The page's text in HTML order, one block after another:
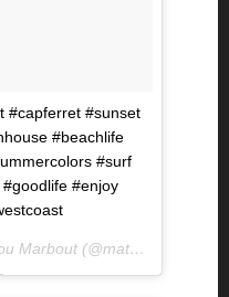
#capferret #sunset
#beachlife
#surf
#enjoy
Une photo publiée par Matou Marbout (@matoumahana) le